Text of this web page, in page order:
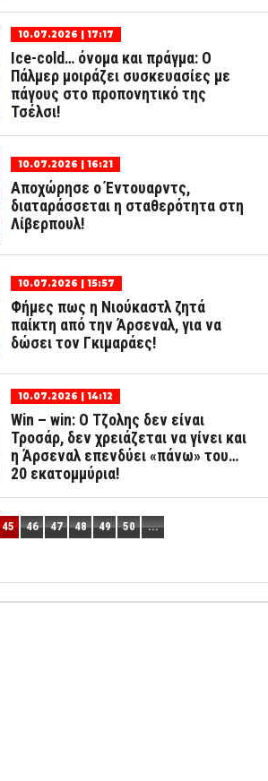
10.07.2026 | 17:17
Ice-cold… όνομα και πράγμα: Ο
Πάλμερ μοιράζει συσκευασίες με
πάγους στο προπονητικό της
Τσέλσι!
10.07.2026 | 16:21
Αποχώρησε ο Έντουαρντς,
διαταράσσεται η σταθερότητα στη
Λίβερπουλ!
10.07.2026 | 15:57
Φήμες πως η Νιούκαστλ ζητά
παίκτη από την Άρσεναλ, για να
δώσει τον Γκιμαράες!
10.07.2026 | 14:12
Win – win: Ο Τζολης δεν είναι
Τροσάρ, δεν χρειάζεται να γίνει και
η Άρσεναλ επενδύει «πάνω» του…
20 εκατομμύρια!
45 46 47 48 49 50 ...